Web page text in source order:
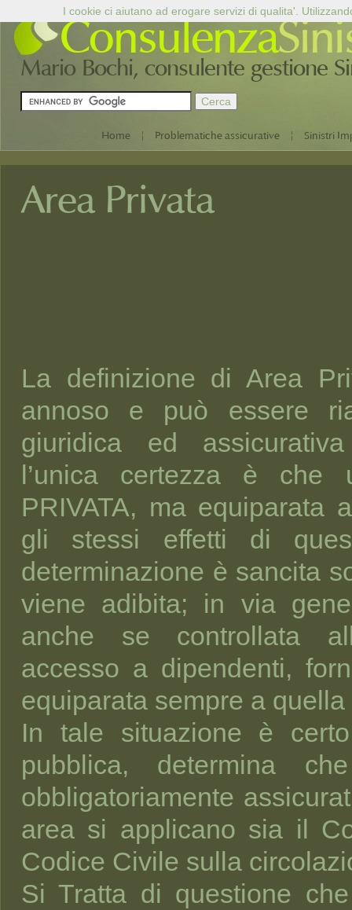
Consulenza
Mario Bochi, consulente gestione
Home | Problematiche assicurative | Sinistri
Area Privata
La definizione di Area
annoso e può essere
giuridica ed
l’unica certezza è che
PRIVATA, ma equiparata
gli stessi effetti di
determinazione è sancita
viene adibita; in via
anche se controllata
accesso a dipendenti,
equiparata sempre a
In tale situazione è
pubblica, determina
obbligatoriamente
area si applicano sia il
Codice Civile sulla
Si Tratta di questione
I cookie ci aiutano ad erogare servizi di qualita'.